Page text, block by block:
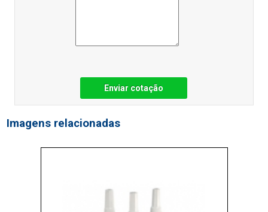
Enviar cotação
Imagens relacionadas